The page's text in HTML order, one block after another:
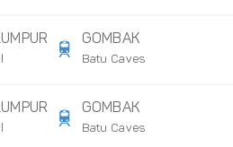
GOMBAK
Batu Caves
GOMBAK
Batu Caves